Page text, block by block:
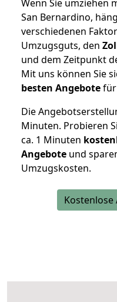
Wenn Sie umziehen
San Bernardino,
verschiedenen
Umzugsguts, den
und dem Zeitpunkt
Mit uns können Sie
besten Angebote
Die
Minuten. Probieren
ca. 1 Minuten
Angebote und
Umzugskosten.